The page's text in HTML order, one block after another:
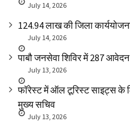
July 14, 2026
₹124.94 लाख की जिला
July 14, 2026
पाबौ जनसेवा शिविर में 287
July 13, 2026
फॉरेस्ट में ऑल टूरिस्ट साइट्स के
मुख्य सचिव
July 13, 2026